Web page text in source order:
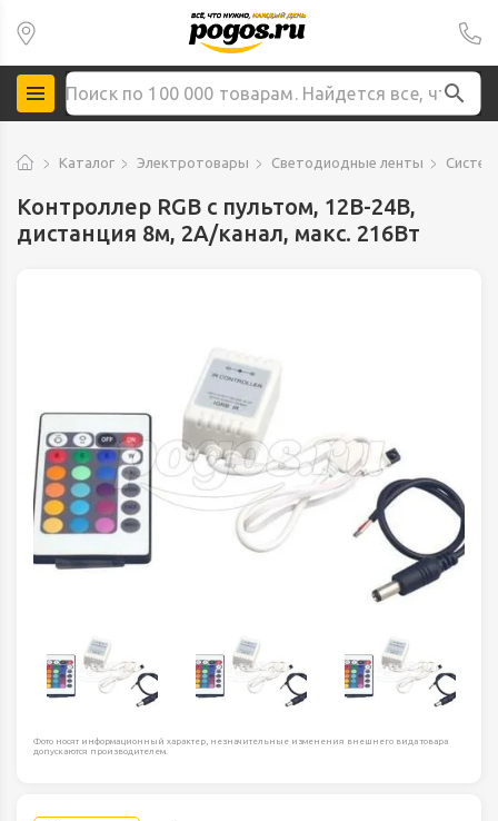
Каталог Электротовары Светодиодные ленты
Контроллер RGB с пультом, 12В-24В,
дистанция 8м, 2А/канал, макс. 216Вт
Фото носят информационный характер, незначительные изменения внешнего вида товара
допускаются производителем.